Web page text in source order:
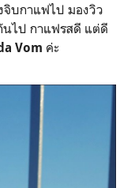
บกาแฟไป มองวิว
ไป กาแฟรสดี แต่ดี
Vom ค่ะ